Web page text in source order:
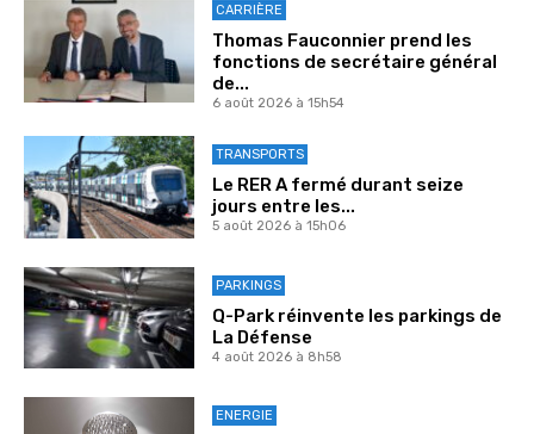
CARRIÈRE
Thomas Fauconnier prend les
fonctions de secrétaire général
de...
6 août 2026 à 15h54
TRANSPORTS
Le RER A fermé durant seize
jours entre les...
5 août 2026 à 15h06
PARKINGS
Q-Park réinvente les parkings de
La Défense
4 août 2026 à 8h58
ENERGIE